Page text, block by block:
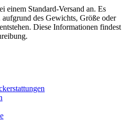
einem Standard-Versand an. Es
des Gewichts, Größe oder
Diese Informationen findest